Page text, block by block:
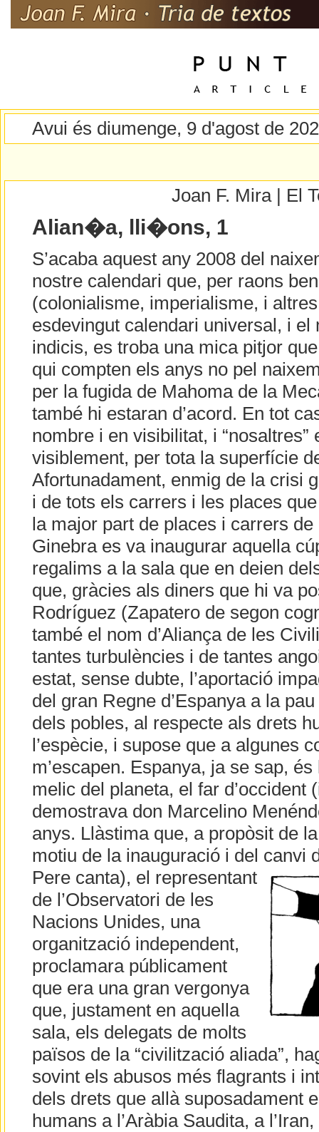
Avui és diumenge, 9 d'agost de
Joan F. Mira | El
Alian�a, lli�ons, 1
S’acaba aquest any 2008 del
nostre calendari que, per raons
(colonialisme, imperialisme, i
esdevingut calendari universal, i el
indicis, es troba una mica pitjor
qui compten els anys no pel
per la fugida de Mahoma de la
també hi estaran d’acord. En tot
nombre i en visibilitat, i
visiblement, per tota la superfície
Afortunadament, enmig de la crisi
i de tots els carrers i les places
la major part de places i carrers
Ginebra es va inaugurar aquella
regalims a la sala que en deien
que, gràcies als diners que hi va
Rodríguez (Zapatero de segon
també el nom d’Aliança de les
tantes turbulències i de tantes
estat, sense dubte, l’aportació
del gran Regne d’Espanya a la
dels pobles, al respecte als drets
l’espècie, i supose que a algunes
m’escapen. Espanya, ja se sap,
melic del planeta, el far d’occident
demostrava don Marcelino
anys. Llàstima que, a propòsit de
motiu de la inauguració i del canvi
Pere canta), el representant
de l’Observatori de les
Nacions Unides, una
organització independent,
proclamara públicament
que era una gran vergonya
que, justament en aquella
sala, els delegats de molts
països de la “civilització aliada”,
sovint els abusos més flagrants i
dels drets que allà suposadament
humans a l’Aràbia Saudita, a